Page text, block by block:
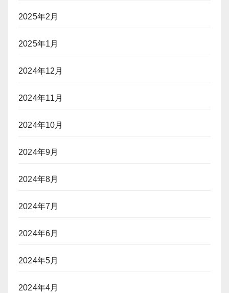
2025年2月
2025年1月
2024年12月
2024年11月
2024年10月
2024年9月
2024年8月
2024年7月
2024年6月
2024年5月
2024年4月